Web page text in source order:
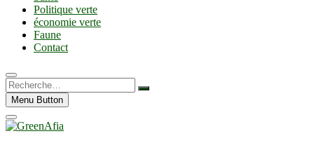
Politique verte
économie verte
Faune
Contact
Recherche…
Menu Button